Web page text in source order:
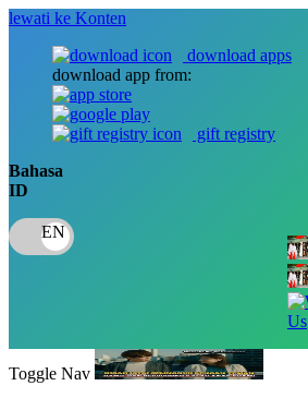
lewati ke Konten
download apps
download app from:
gift registry
Bahasa
ID
Us
Toggle Nav